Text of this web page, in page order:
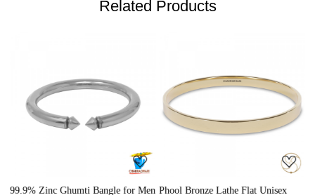
Related Products
99.9% Zinc Ghumti Bangle for Men Phool Bronze Lathe Flat Unisex